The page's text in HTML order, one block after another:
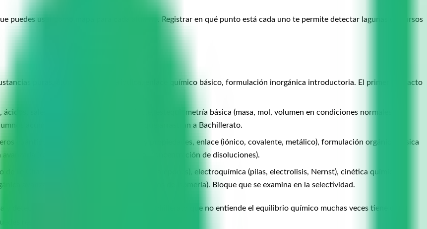
puedes usar como mapa para cada alumno. Registrar en qué punto está cada uno te permite detectar lagunas de cursos
puras, átomos y tabla periódica, enlace químico básico, formulación inorgánica introductoria. El primer contacto
sales), reacciones químicas y ajuste, estequiometría básica (masa, mol, volumen en condiciones normales),
acumulan lagunas de formulación que arrastran a Bachillerato.
cuánticos, orbitales), tabla periódica y propiedades, enlace (iónico, covalente, metálico), formulación orgánica básica
(reactivo limitante, rendimiento, concentración de disoluciones).
Le Chatelier), equilibrio ácido-base (pH, tampones), electroquímica (pilas, electrolisis, Nernst), cinética química,
avanzada (mecanismos de reacción, tipos de isomería). Bloque que se examina en la selectividad.
y detectar lagunas. Un alumno de 2.º de Bachillerato que no entiende el equilibrio químico muchas veces tiene una
resolverlo.